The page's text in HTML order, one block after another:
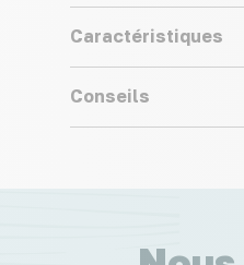
Caractéristiques
Conseils